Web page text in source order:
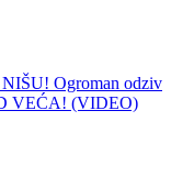
Ogroman odziv
VEĆA! (VIDEO)